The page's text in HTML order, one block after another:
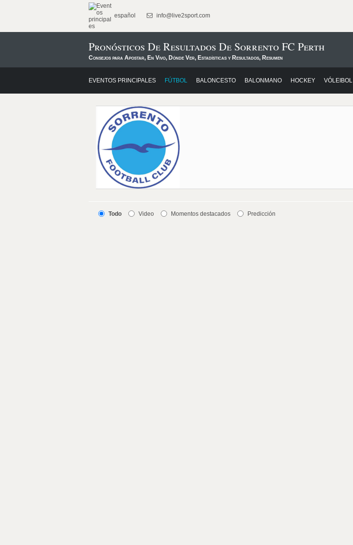
español info@live2sport.com
Pronósticos De Resultados De Sorrento FC Perth
Consejos para Apostar, En Vivo, Dónde Ver, Estadísticas y Resultados, Resumen
EVENTOS PRINCIPALES FÚTBOL BALONCESTO BALONMANO HOCKEY VÓLEIBOL
Todo Video Momentos destacados Predicción